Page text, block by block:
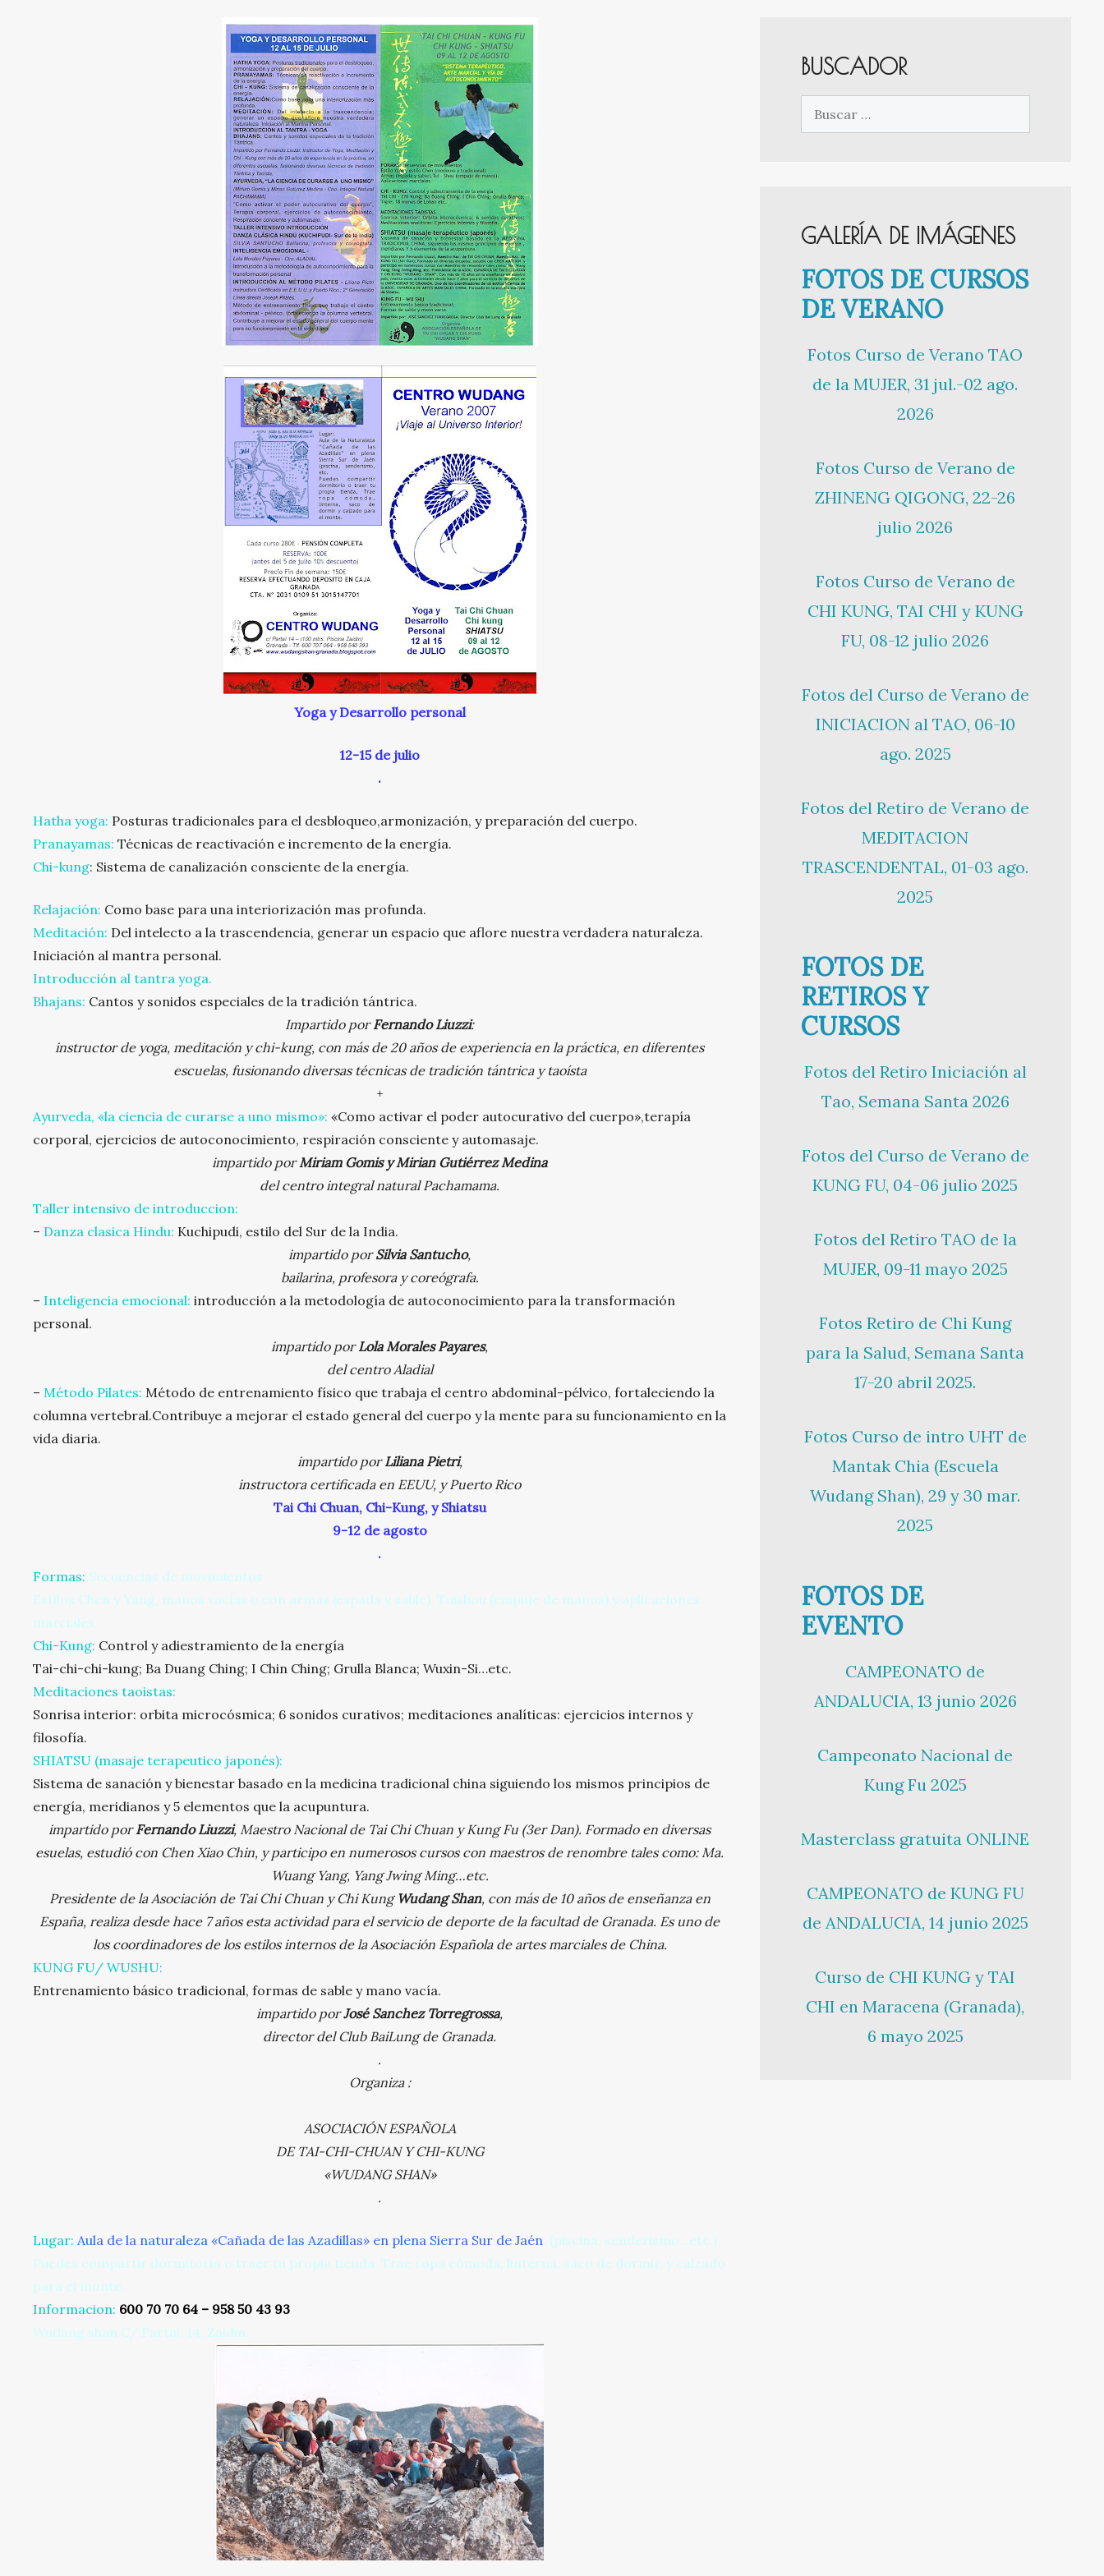
Yoga y Desarrollo personal
12-15 de julio
.
Hatha yoga: Posturas tradicionales para el desbloqueo,armonización, y preparación del cuerpo.
Pranayamas: Técnicas de reactivación e incremento de la energía.
Chi-kung: Sistema de canalización consciente de la energía.
Relajación: Como base para una interiorización mas profunda.
Meditación: Del intelecto a la trascendencia, generar un espacio que aflore nuestra verdadera naturaleza.
Iniciación al mantra personal.
Introducción al tantra yoga.
Bhajans: Cantos y sonidos especiales de la tradición tántrica.
Impartido porFernando Liuzzi:
instructor de yoga, meditación y chi-kung, con más de 20 años de experiencia en la práctica, en diferentes
escuelas, fusionando diversas técnicas de tradición tántrica y taoísta
+
Ayurveda, «la ciencia de curarse a uno mismo»: «Como activar el poder autocurativo del cuerpo»,terapía
corporal, ejercicios de autoconocimiento, respiración consciente y automasaje.
impartido porMiriam Gomis y Mirian Gutiérrez Medina
del centro integral natural Pachamama.
Taller intensivo de introduccion:
– Danza clasica Hindu: Kuchipudi, estilo del Sur de la India.
impartido porSilvia Santucho,
bailarina, profesora y coreógrafa.
– Inteligencia emocional: introducción a la metodología de autoconocimiento para la transformación
personal.
impartido porLola Morales Payares,
del centro Aladial
– Método Pilates: Método de entrenamiento físico que trabaja el centro abdominal-pélvico, fortaleciendo la
columna vertebral.Contribuye a mejorar el estado general del cuerpo y la mente para su funcionamiento en la
vida diaria.
impartido porLiliana Pietri,
instructora certificada en EEUU, y Puerto Rico
Tai Chi Chuan, Chi-Kung, y Shiatsu
9-12 de agosto
.
Formas: Secuencias de movimientos
Estilos Chen y Yang, manos vacías o con armas (espada y sable), Tuishou (empuje de manos) y aplicaciones
marciales.
Chi-Kung: Control y adiestramiento de la energía
Tai-chi-chi-kung; Ba Duang Ching; I Chin Ching; Grulla Blanca; Wuxin-Si…etc.
Meditaciones taoistas:
Sonrisa interior: orbita microcósmica; 6 sonidos curativos; meditaciones analíticas: ejercicios internos y
filosofía.
SHIATSU (masaje terapeutico japonés):
Sistema de sanación y bienestar basado en la medicina tradicional china siguiendo los mismos principios de
energía, meridianos y 5 elementos que la acupuntura.
impartido porFernando Liuzzi, Maestro Nacional de Tai Chi Chuan y Kung Fu (3er Dan). Formado en diversas
esuelas, estudió con Chen Xiao Chin, y participo en numerosos cursos con maestros de renombre tales como: Ma.
Wuang Yang, Yang Jwing Ming…etc.
Presidente de la Asociación de Tai Chi Chuan y Chi KungWudang Shan, con más de 10 años de enseñanza en
España, realiza desde hace 7 años esta actividad para el servicio de deporte de la facultad de Granada. Es uno de
los coordinadores de los estilos internos de la Asociación Española de artes marciales de China.
KUNG FU/ WUSHU:
Entrenamiento básico tradicional, formas de sable y mano vacía.
impartido porJosé Sanchez Torregrossa,
director del Club BaiLung de Granada.
.
Organiza :
ASOCIACIÓN ESPAÑOLA
DE TAI-CHI-CHUAN YCHI-KUNG
«WUDANG SHAN»
.
Lugar: Aula de la naturaleza «Cañada de las Azadillas» en plena Sierra Sur de Jaén , (piscina, senderismo…etc.)
Puedes compartir dormitorio o traer tu propia tienda. Trae ropa cómoda, linterna, saco de dormir, y calzado
para el monte.
Informacion: 600 70 70 64 – 958 50 43 93
Wudang shan C/ Partal, 14, Zaidin.
BUSCADOR
GALERÍA DE IMÁGENES
FOTOS DE CURSOS
DE VERANO
Fotos Curso de Verano TAO
de la MUJER, 31 jul.-02 ago.
2026
Fotos Curso de Verano de
ZHINENG QIGONG, 22-26
julio 2026
Fotos Curso de Verano de
CHI KUNG, TAI CHI y KUNG
FU, 08-12 julio 2026
Fotos del Curso de Verano de
INICIACION al TAO, 06-10
ago. 2025
Fotos del Retiro de Verano de
MEDITACION
TRASCENDENTAL, 01-03 ago.
2025
FOTOS DE
RETIROS Y
CURSOS
Fotos del Retiro Iniciación al
Tao, Semana Santa 2026
Fotos del Curso de Verano de
KUNG FU, 04-06 julio 2025
Fotos del Retiro TAO de la
MUJER, 09-11 mayo 2025
Fotos Retiro de Chi Kung
para la Salud, Semana Santa
17-20 abril 2025.
Fotos Curso de intro UHT de
Mantak Chia (Escuela
Wudang Shan), 29 y 30 mar.
2025
FOTOS DE
EVENTO
CAMPEONATO de
ANDALUCIA, 13 junio 2026
Campeonato Nacional de
Kung Fu 2025
Masterclass gratuita ONLINE
CAMPEONATO de KUNG FU
de ANDALUCIA, 14 junio 2025
Curso de CHI KUNG y TAI
CHI en Maracena (Granada),
6 mayo 2025